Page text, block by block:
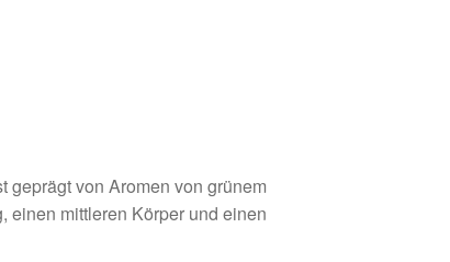
geprägt von Aromen von grünem
einen mittleren Körper und einen